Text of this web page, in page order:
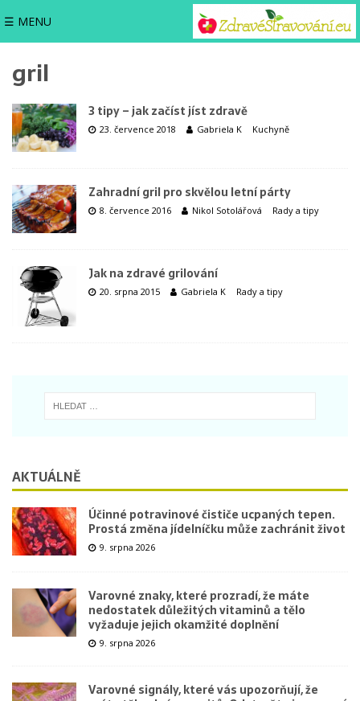
☰ MENU
gril
3 tipy – jak začíst jíst zdravě
23. července 2018 Gabriela K Kuchyně
Zahradní gril pro skvělou letní párty
8. července 2016 Nikol Sotolářová Rady a tipy
Jak na zdravé grilování
20. srpna 2015 Gabriela K Rady a tipy
AKTUÁLNĚ
Účinné potravinové čističe ucpaných tepen.
Prostá změna jídelníčku může zachránit život
9. srpna 2026
Varovné znaky, které prozradí, že máte
nedostatek důležitých vitaminů a tělo
vyžaduje jejich okamžité doplnění
9. srpna 2026
Varovné signály, které vás upozorňují, že